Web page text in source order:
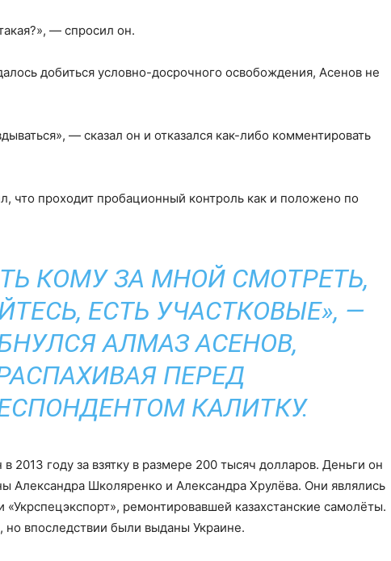
— спросил он.
добиться условно-досрочного освобождения, Асенов не
— сказал он и отказался как-либо комментировать
что проходит пробационный контроль как и положено по
КОМУ ЗА МНОЙ СМОТРЕТЬ,
ЕСТЬ УЧАСТКОВЫЕ», —
АЛМАЗ АСЕНОВ,
ПЕРЕД
КАЛИТКУ.
2013 году за взятку в размере 200 тысяч долларов. Деньги он
Александра Школяренко и Александра Хрулёва. Они являлись
ремонтировавшей казахстанские самолёты.
впоследствии были выданы Украине.